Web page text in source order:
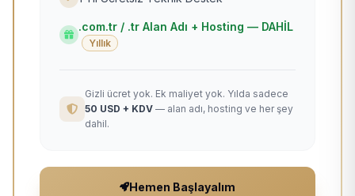
.com.tr / .tr Alan Adı + Hosting — DAHİL
Yıllık
Gizli ücret yok. Ek maliyet yok. Yılda sadece
50 USD + KDV — alan adı, hosting ve her şey
dahil.
Hemen Başlayalım